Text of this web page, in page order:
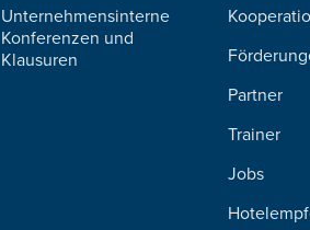
Unternehmensinterne
Konferenzen und
Klausuren
Partner
Trainer
Jobs